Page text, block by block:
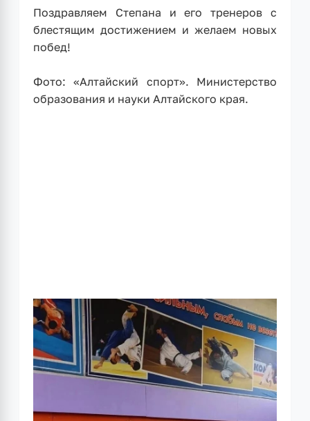
Поздравляем Степана и его тренеров с
блестящим достижением и желаем новых
побед!
Фото: «Алтайский спорт». Министерство
образования и науки Алтайского края.